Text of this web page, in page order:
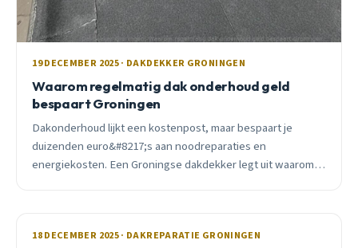
19 DECEMBER 2025 · DAKDEKKER GRONINGEN
Waarom regelmatig dak onderhoud geld
bespaart Groningen
Dakonderhoud lijkt een kostenpost, maar bespaart je
duizenden euro&#8217;s aan noodreparaties en
energiekosten. Een Groningse dakdekker legt uit waarom
18 DECEMBER 2025 · DAKREPARATIE GRONINGEN